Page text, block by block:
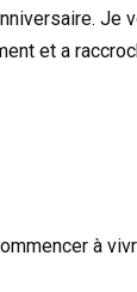
Je
et a
à